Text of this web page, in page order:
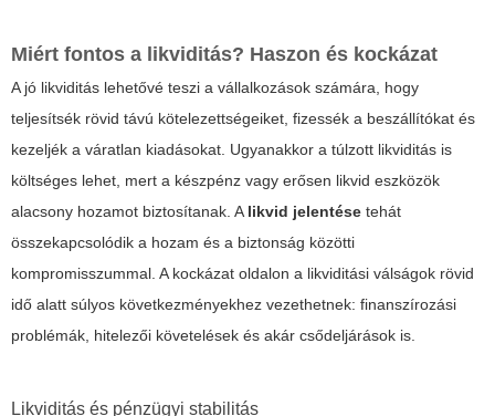
Miért fontos a likviditás? Haszon és kockázat
A jó likviditás lehetővé teszi a vállalkozások számára, hogy
teljesítsék rövid távú kötelezettségeiket, fizessék a beszállítókat és
kezeljék a váratlan kiadásokat. Ugyanakkor a túlzott likviditás is
költséges lehet, mert a készpénz vagy erősen likvid eszközök
alacsony hozamot biztosítanak. Alikvid jelentése tehát
összekapcsolódik a hozam és a biztonság közötti
kompromisszummal. A kockázat oldalon a likviditási válságok rövid
idő alatt súlyos következményekhez vezethetnek: finanszírozási
problémák, hitelezői követelések és akár csődeljárások is.
Likviditás és pénzügyi stabilitás